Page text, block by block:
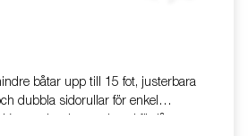
båtar upp till 15 fot, justerbara
dubbla sidorullar för enkel
chassi för lång